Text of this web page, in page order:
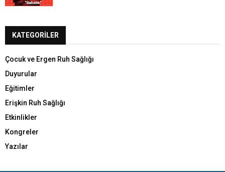
KATEGORILER
Çocuk ve Ergen Ruh Sağlığı
Duyurular
Eğitimler
Erişkin Ruh Sağlığı
Etkinlikler
Kongreler
Yazılar